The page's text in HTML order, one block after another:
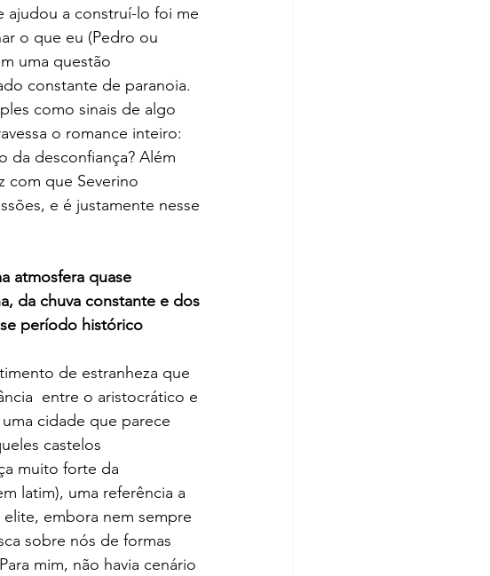
ajudou a construí-lo foi me
o que eu (Pedro ou
uma questão
constante de paranoia.
como sinais de algo
o romance inteiro:
da desconfiança? Além
com que Severino
e é justamente nesse
atmosfera quase
da chuva constante e dos
período histórico
de estranheza que
entre o aristocrático e
cidade que parece
castelos
muito forte da
latim), uma referência a
embora nem sempre
sobre nós de formas
mim, não havia cenário